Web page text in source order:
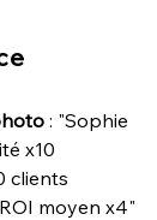
: "Sophie
x10
clients
moyen x4"